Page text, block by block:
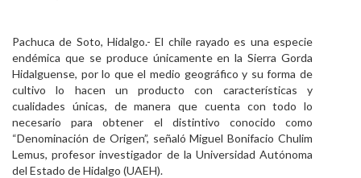
Pachuca de Soto, Hidalgo.- El chile rayado es una especie
endémica que se produce únicamente en la Sierra Gorda
Hidalguense, por lo que el medio geográfico y su forma de
cultivo lo hacen un producto con características y
cualidades únicas, de manera que cuenta con todo lo
necesario para obtener el distintivo conocido como
“Denominación de Origen”, señaló Miguel Bonifacio Chulim
Lemus, profesor investigador de la Universidad Autónoma
del Estado de Hidalgo (UAEH).